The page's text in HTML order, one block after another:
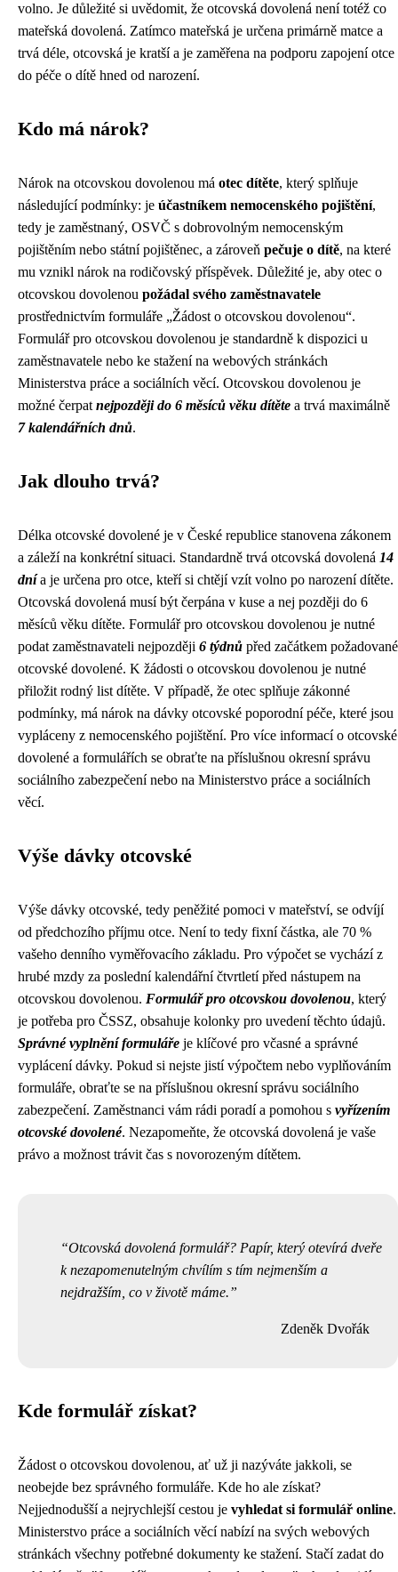
volno. Je důležité si uvědomit, že otcovská dovolená není totéž co
mateřská dovolená. Zatímco mateřská je určena primárně matce a
trvá déle, otcovská je kratší a je zaměřena na podporu zapojení otce
do péče o dítě hned od narození.
Kdo má nárok?
Nárok na otcovskou dovolenou má otec dítěte, který splňuje
následující podmínky: je účastníkem nemocenského pojištění,
tedy je zaměstnaný, OSVČ s dobrovolným nemocenským
pojištěním nebo státní pojištěnec, a zároveň pečuje o dítě, na které
mu vznikl nárok na rodičovský příspěvek. Důležité je, aby otec o
otcovskou dovolenou požádal svého zaměstnavatele
prostřednictvím formuláře „Žádost o otcovskou dovolenou“.
Formulář pro otcovskou dovolenou je standardně k dispozici u
zaměstnavatele nebo ke stažení na webových stránkách
Ministerstva práce a sociálních věcí. Otcovskou dovolenou je
možné čerpat nejpozději do 6 měsíců věku dítěte a trvá maximálně
7 kalendářních dnů.
Jak dlouho trvá?
Délka otcovské dovolené je v České republice stanovena zákonem
a záleží na konkrétní situaci. Standardně trvá otcovská dovolená 14
dnía je určena pro otce, kteří si chtějí vzít volno po narození dítěte.
Otcovská dovolená musí být čerpána v kuse a nej později do 6
měsíců věku dítěte. Formulář pro otcovskou dovolenou je nutné
podat zaměstnavateli nejpozději 6 týdnů před začátkem požadované
otcovské dovolené. K žádosti o otcovskou dovolenou je nutné
přiložit rodný list dítěte. V případě, že otec splňuje zákonné
podmínky, má nárok na dávky otcovské poporodní péče, které jsou
vypláceny z nemocenského pojištění. Pro více informací o otcovské
dovolené a formulářích se obraťte na příslušnou okresní správu
sociálního zabezpečení nebo na Ministerstvo práce a sociálních
věcí.
Výše dávky otcovské
Výše dávky otcovské, tedy peněžité pomoci v mateřství, se odvíjí
od předchozího příjmu otce. Není to tedy fixní částka, ale 70 %
vašeho denního vyměřovacího základu. Pro výpočet se vychází z
hrubé mzdy za poslední kalendářní čtvrtletí před nástupem na
otcovskou dovolenou. Formulář pro otcovskou dovolenou, který
je potřeba pro ČSSZ, obsahuje kolonky pro uvedení těchto údajů.
Správné vyplnění formuláře je klíčové pro včasné a správné
vyplácení dávky. Pokud si nejste jistí výpočtem nebo vyplňováním
formuláře, obraťte se na příslušnou okresní správu sociálního
zabezpečení. Zaměstnanci vám rádi poradí a pomohou s vyřízením
otcovské dovolené. Nezapomeňte, že otcovská dovolená je vaše
právo a možnost trávit čas s novorozeným dítětem.
Otcovská dovolená formulář? Papír, který otevírá dveře
k nezapomenutelným chvílím s tím nejmenším a
nejdražším, co v životě máme.
Zdeněk Dvořák
Kde formulář získat?
Žádost o otcovskou dovolenou, ať už ji nazýváte jakkoli, se
neobejde bez správného formuláře. Kde ho ale získat?
Nejjednodušší a nejrychlejší cestou je vyhledat si formulář online.
Ministerstvo práce a sociálních věcí nabízí na svých webových
stránkách všechny potřebné dokumenty ke stažení. Stačí zadat do